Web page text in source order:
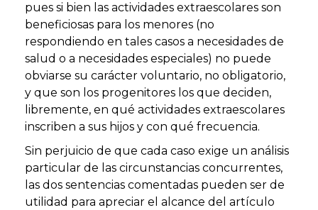
pues si bien las actividades extraescolares son
beneficiosas para los menores (no
respondiendo en tales casos a necesidades de
salud o a necesidades especiales) no puede
obviarse su carácter voluntario, no obligatorio,
y que son los progenitores los que deciden,
libremente, en qué actividades extraescolares
inscriben a sus hijos y con qué frecuencia.
Sin perjuicio de que cada caso exige un análisis
particular de las circunstancias concurrentes,
las dos sentencias comentadas pueden ser de
utilidad para apreciar el alcance del artículo